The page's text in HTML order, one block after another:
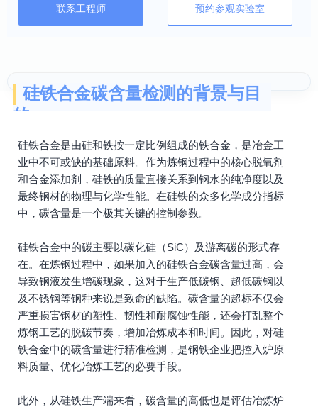
联系工程师 预约参观实验室
硅铁合金碳含量检测的背景与目
的
硅铁合金是由硅和铁按一定比例组成的铁合金，是冶金工
业中不可或缺的基础原料。作为炼钢过程中的核心脱氧剂
和合金添加剂，硅铁的质量直接关系到钢水的纯净度以及
最终钢材的物理与化学性能。在硅铁的众多化学成分指标
中，碳含量是一个极其关键的控制参数。
硅铁合金中的碳主要以碳化硅（SiC）及游离碳的形式存
在。在炼钢过程中，如果加入的硅铁合金碳含量过高，会
导致钢液发生增碳现象，这对于生产低碳钢、超低碳钢以
及不锈钢等钢种来说是致命的缺陷。碳含量的超标不仅会
严重损害钢材的塑性、韧性和耐腐蚀性能，还会打乱整个
炼钢工艺的脱碳节奏，增加冶炼成本和时间。因此，对硅
铁合金中的碳含量进行精准检测，是钢铁企业把控入炉原
料质量、优化冶炼工艺的必要手段。
此外，从硅铁生产端来看，碳含量的高低也是评估冶炼炉